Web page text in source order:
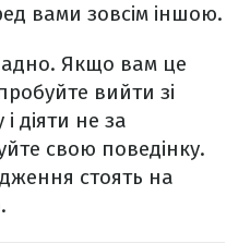
вами зовсім іншою.
Якщо вам це
вийти зі
діяти не за
свою поведінку.
стоять на